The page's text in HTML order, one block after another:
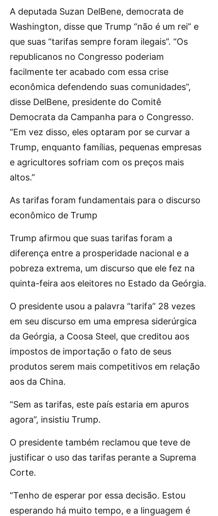
A deputada Suzan DelBene, democrata de
Washington, disse que Trump “não é um rei” e
que suas “tarifas sempre foram ilegais”. “Os
republicanos no Congresso poderiam
facilmente ter acabado com essa crise
econômica defendendo suas comunidades”,
disse DelBene, presidente do Comitê
Democrata da Campanha para o Congresso.
“Em vez disso, eles optaram por se curvar a
Trump, enquanto famílias, pequenas empresas
e agricultores sofriam com os preços mais
altos.”
As tarifas foram fundamentais para o discurso
econômico de Trump
Trump afirmou que suas tarifas foram a
diferença entre a prosperidade nacional e a
pobreza extrema, um discurso que ele fez na
quinta-feira aos eleitores no Estado da Geórgia.
O presidente usou a palavra “tarifa” 28 vezes
em seu discurso em uma empresa siderúrgica
da Geórgia, a Coosa Steel, que creditou aos
impostos de importação o fato de seus
produtos serem mais competitivos em relação
aos da China.
“Sem as tarifas, este país estaria em apuros
agora”, insistiu Trump.
O presidente também reclamou que teve de
justificar o uso das tarifas perante a Suprema
Corte.
“Tenho de esperar por essa decisão. Estou
esperando há muito tempo, e a linguagem é